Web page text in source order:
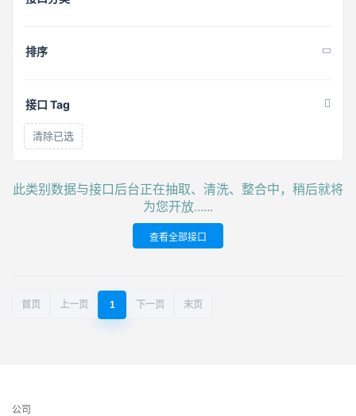
排序
接口 Tag
清除已选
此类别数据与接口后台正在抽取、清洗、整合中，稍后就将
为您开放......
查看全部接口
首页 上一页 1 下一页 末页
公司